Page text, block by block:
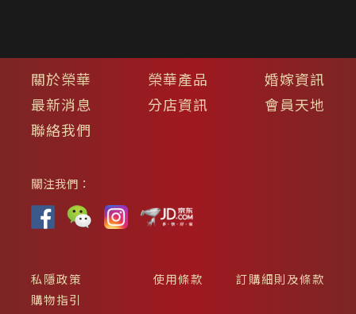
關於榮華 榮華產品
婚嫁資訊
最新消息
分店資訊
會員天地
聯絡我們
關注我們：
私隱政策 使用條款
訂購細則及條款
購物指引